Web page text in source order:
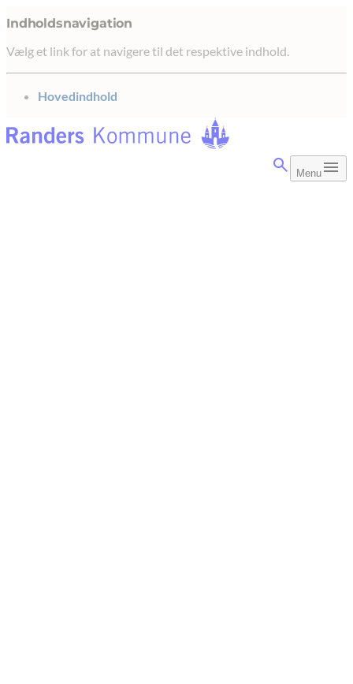
Indholdsnavigation
Vælg et link for at navigere til det respektive indhold.
gå til
Hovedindhold
Menu